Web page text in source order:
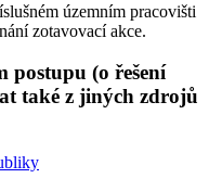
územním pracovišti
zotavovací akce.
postupu (o řešení
také z jiných zdrojů